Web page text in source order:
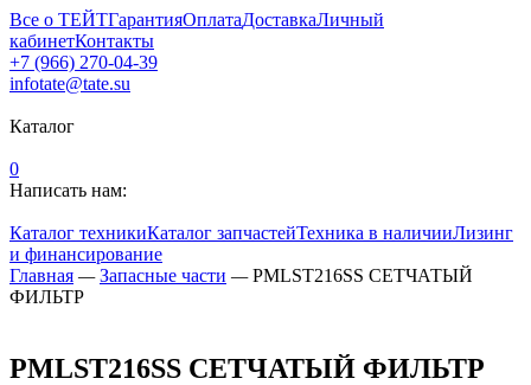
Все о ТЕЙТГарантияОплатаДоставкаЛичный
кабинетКонтакты
+7 (966) 270-04-39
infotate@tate.su
Каталог
0
Написать нам:
Каталог техникиКаталог запчастейТехника в наличииЛизинг
и финансирование
Главная — Запасные части — PMLST216SS СЕТЧАТЫЙ
ФИЛЬТР
PMLST216SS СЕТЧАТЫЙ ФИЛЬТР